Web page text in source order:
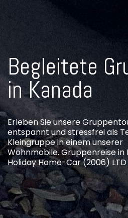
Begleitete
in Kanada
Erleben Sie unsere
entspannt und stressfrei als
Kleingruppe in einem unserer
Wohnmobile. Gruppenreise
Holiday Home-Car (2006) LTD